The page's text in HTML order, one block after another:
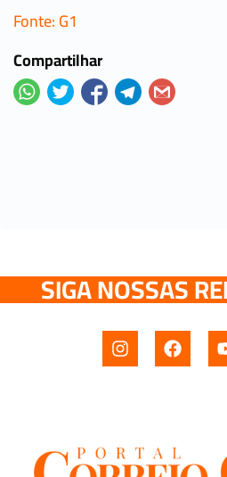
Fonte: G1
Compartilhar
SIGA NOSSAS